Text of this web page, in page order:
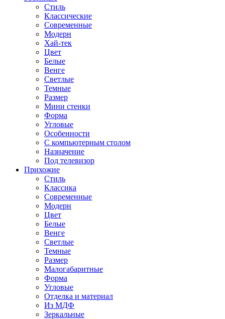
Стиль
Классические
Современные
Модерн
Хай-тек
Цвет
Белые
Венге
Светлые
Темные
Размер
Мини стенки
Форма
Угловые
Особенности
С компьютерным столом
Назначение
Под телевизор
Прихожие
Стиль
Классика
Современные
Модерн
Цвет
Белые
Венге
Светлые
Темные
Размер
Малогабаритные
Форма
Угловые
Отделка и материал
Из МДФ
Зеркальные